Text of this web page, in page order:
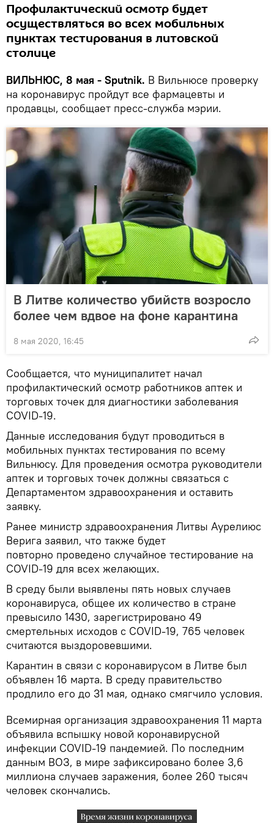
Профилактический осмотр будет
осуществляться во всех мобильных
пунктах тестирования в литовской
столице
ВИЛЬНЮС, 8 мая - Sputnik. В Вильнюсе проверку
на коронавирус пройдут все фармацевты и
продавцы, сообщает пресс-служба мэрии.
В Литве количество убийств возросло
более чем вдвое на фоне карантина
8 мая 2020, 16:45
Сообщается, что муниципалитет начал
профилактический осмотр работников аптек и
торговых точек для диагностики заболевания
COVID-19.
Данные исследования будут проводиться в
мобильных пунктах тестирования по всему
Вильнюсу. Для проведения осмотра руководители
аптек и торговых точек должны связаться с
Департаментом здравоохранения и оставить
заявку.
Ранее министр здравоохранения Литвы Аурелиюс
Верига заявил, что также будет
повторно проведено случайное тестирование на
COVID-19 для всех желающих.
В среду были выявлены пять новых случаев
коронавируса, общее их количество в стране
превысило 1430, зарегистрировано 49
смертельных исходов с COVID-19, 765 человек
считаются выздоровевшими.
Карантин в связи с коронавирусом в Литве был
объявлен 16 марта. В среду правительство
продлило его до 31 мая, однако смягчило условия.
Всемирная организация здравоохранения 11 марта
объявила вспышку новой коронавирусной
инфекции COVID-19 пандемией. По последним
данным ВОЗ, в мире зафиксировано более 3,6
миллиона случаев заражения, более 260 тысяч
человек скончались.